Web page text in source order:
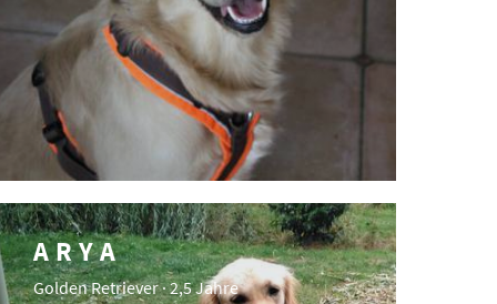
ARYA
Golden Retriever · 2,5 Jahre